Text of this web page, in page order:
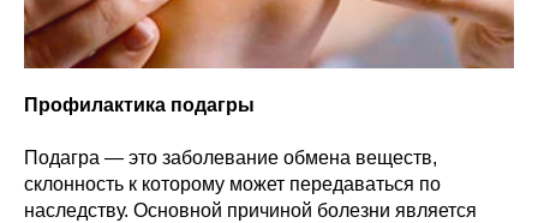
Профилактика подагры
Подагра — это заболевание обмена веществ,
склонность к которому может передаваться по
наследству. Основной причиной болезни является